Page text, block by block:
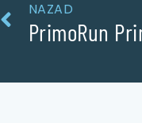
NAZAD
PrimoRun